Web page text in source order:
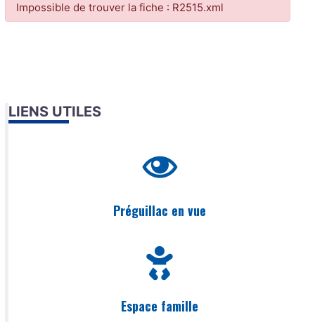
Impossible de trouver la fiche : R2515.xml
LIENS UTILES
Préguillac en vue
Espace famille